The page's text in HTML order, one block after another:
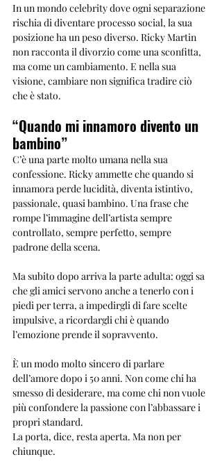
In un mondo celebrity dove ogni separazione
rischia di diventare processo social, la sua
posizione ha un peso diverso. Ricky Martin
non racconta il divorzio come una sconfitta,
ma come un cambiamento. E nella sua
visione, cambiare non significa tradire ciò
che è stato.
“Quando mi innamoro divento un
bambino”
C’è una parte molto umana nella sua
confessione. Ricky ammette che quando si
innamora perde lucidità, diventa istintivo,
passionale, quasi bambino. Una frase che
rompe l’immagine dell’artista sempre
controllato, sempre perfetto, sempre
padrone della scena.
Ma subito dopo arriva la parte adulta: oggi sa
che gli amici servono anche a tenerlo con i
piedi per terra, a impedirgli di fare scelte
impulsive, a ricordargli chi è quando
l’emozione prende il sopravvento.
È un modo molto sincero di parlare
dell’amore dopo i 50 anni. Non come chi ha
smesso di desiderare, ma come chi non vuole
più confondere la passione con l’abbassare i
propri standard.
La porta, dice, resta aperta. Ma non per
chiunque.